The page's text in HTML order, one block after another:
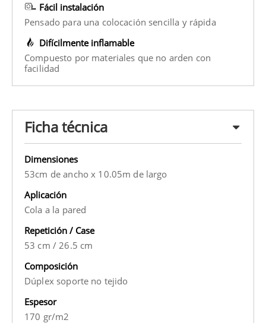
Fácil instalación
Pensado para una colocación sencilla y rápida
Difícilmente inflamable
Compuesto por materiales que no arden con
facilidad
Ficha técnica
Dimensiones
53cm de ancho x 10.05m de largo
Aplicación
Cola a la pared
Repetición / Case
53 cm / 26.5 cm
Composición
Dúplex soporte no tejido
Espesor
170 gr/m2